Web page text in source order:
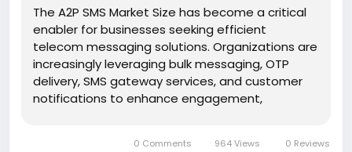
The A2P SMS Market Size has become a critical
enabler for businesses seeking efficient
telecom messaging solutions. Organizations are
increasingly leveraging bulk messaging, OTP
delivery, SMS gateway services, and customer
notifications to enhance engagement,
0 Comments 964 Views 0 Reviews